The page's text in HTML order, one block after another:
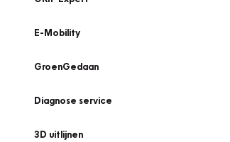
E-Mobility
GroenGedaan
Diagnose service
3D uitlijnen